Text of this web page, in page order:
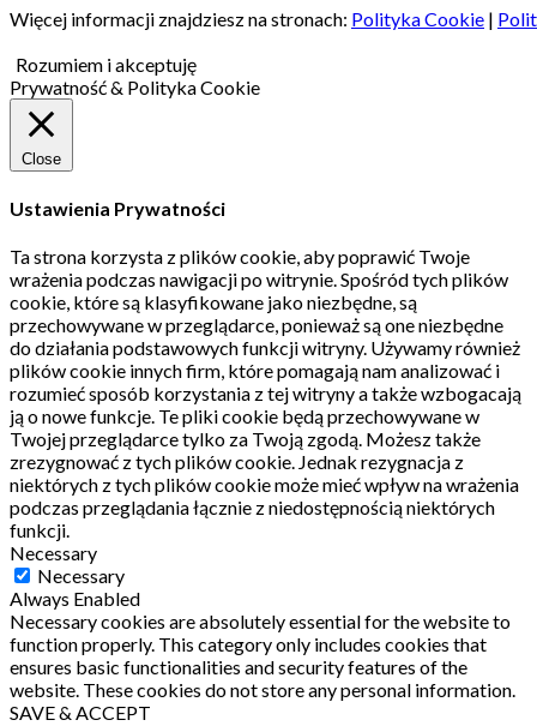
Więcej informacji znajdziesz na stronach: Polityka Cookie |
Rozumiem i akceptuję
Prywatność & Polityka Cookie
Close
Ustawienia Prywatności
Ta strona korzysta z plików cookie, aby poprawić Twoje
wrażenia podczas nawigacji po witrynie.Spośród tych plików
cookie, które są klasyfikowane jako niezbędne, są
przechowywane w przeglądarce, ponieważ są one niezbędne
do działania podstawowych funkcji witryny. Używamy również
plików cookie innych firm, które pomagają nam analizować i
rozumieć sposób korzystania z tej witryny a także wzbogacają
ją o nowe funkcje. Te pliki cookie będą przechowywane w
Twojej przeglądarce tylko za Twoją zgodą. Możesz także
zrezygnować z tych plików cookie. Jednak rezygnacja z
niektórych z tych plików cookie może mieć wpływ na wrażenia
podczas przeglądania łącznie z niedostępnością niektórych
funkcji.
Necessary
Necessary
Always Enabled
Necessary cookies are absolutely essential for the website to
function properly. This category only includes cookies that
ensures basic functionalities and security features of the
website. These cookies do not store any personal information.
SAVE & ACCEPT